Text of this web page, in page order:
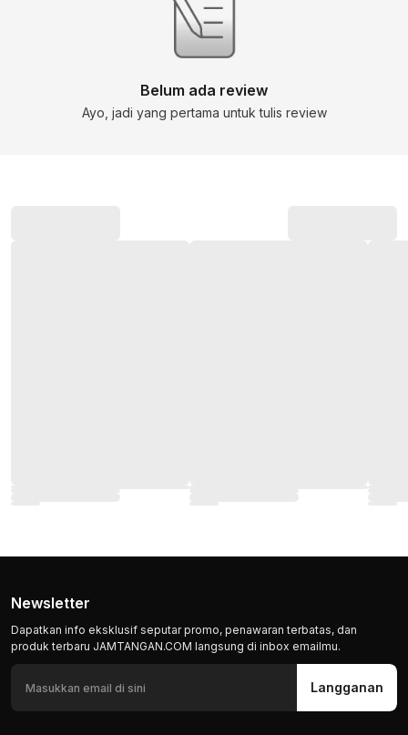
Newsletter
Dapatkan info eksklusif seputar promo, penawaran terbatas, dan
produk terbaru JAMTANGAN.COM langsung di inbox emailmu.
Langganan
Belum ada review
Ayo, jadi yang pertama untuk tulis review